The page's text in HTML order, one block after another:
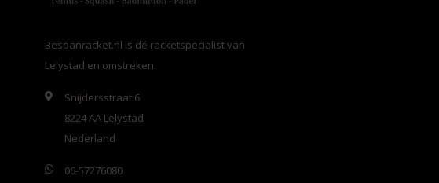
Bespanracket.nl is dé racketspecialist van
Lelystad en omstreken.
Snijdersstraat 6
8224 AA Lelystad
Nederland
06-57276080